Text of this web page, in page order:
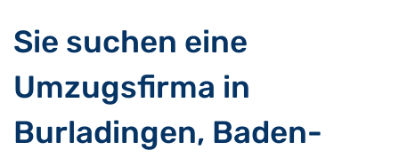
Sie suchen eine
Umzugsfirma in
Burladingen, Baden-